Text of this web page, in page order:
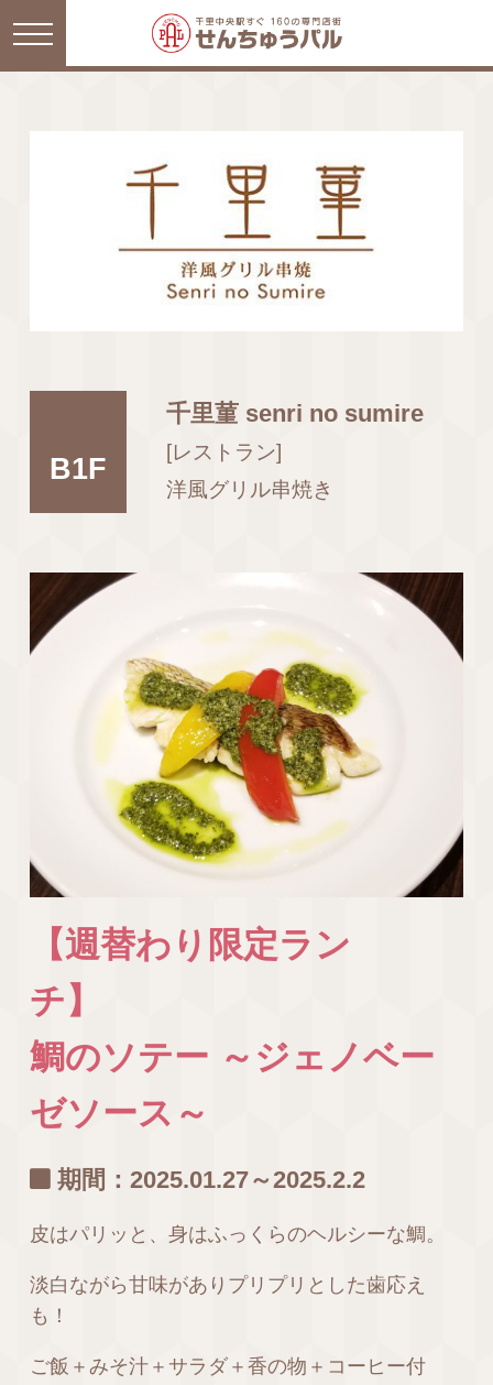
B1F
千里菫 senri no sumire
[レストラン]
洋風グリル串焼き
【週替わり限定ラン
チ
鯛のソテー ～ジェノベー
ゼソース～
期間：2025.01.27～2025.2.2
皮はパリッと、身はふっくらのヘルシーな鯛。
淡白ながら甘味がありプリプリとした歯応え
も！
ご飯＋みそ汁＋サラダ＋香の物＋コーヒー付